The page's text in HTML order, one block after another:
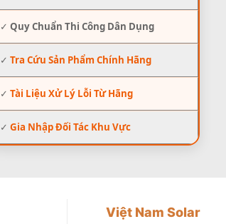
✓ Quy Chuẩn Thi Công Dân Dụng
✓ Tra Cứu Sản Phẩm Chính Hãng
✓ Tài Liệu Xử Lý Lỗi Từ Hãng
✓ Gia Nhập Đối Tác Khu Vực
Việt Nam Solar